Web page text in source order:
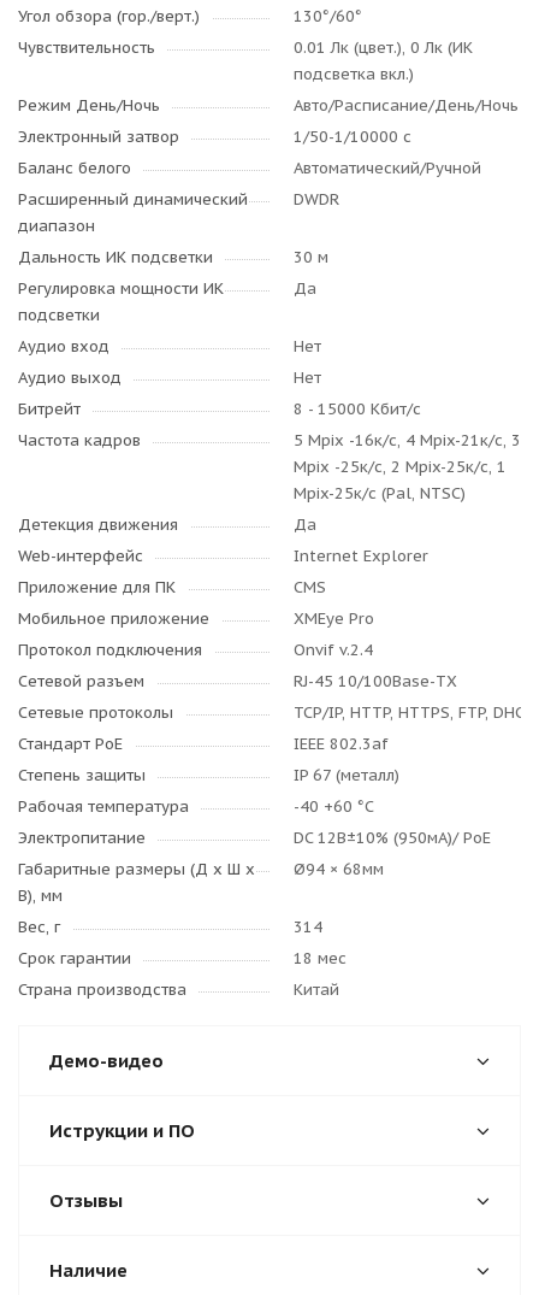
Угол обзора (гор./верт.)
130°/60°
Чувствительность
0.01 Лк (цвет.), 0 Лк (ИК
подсветка вкл.)
Режим День/Ночь
Авто/Расписание/День/Ночь
Электронный затвор
1/50-1/10000 с
Баланс белого
Автоматический/Ручной
Расширенный динамический
диапазон
DWDR
Дальность ИК подсветки
30 м
Регулировка мощности ИК
подсветки
Да
Аудио вход
Нет
Аудио выход
Нет
Битрейт
8 - 15000 Кбит/с
Частота кадров
5 Mpix -16к/с, 4 Mpix-21к/с, 3
Mpix -25к/с, 2 Mpix-25к/с, 1
Mpix-25к/с (Pal, NTSC)
Детекция движения
Да
Web-интерфейс
Internet Explorer
Приложение для ПК
CMS
Мобильное приложение
XMEye Pro
Протокол подключения
Onvif v.2.4
Сетевой разъем
RJ-45 10/100Base-TX
Сетевые протоколы
TCP/IP, HTTP, HTTPS, FTP,
Стандарт PoE
IEEE 802.3af
Степень защиты
IP 67 (металл)
Рабочая температура
-40 +60 °C
Электропитание
DC 12B±10% (950мА)/ PoE
Габаритные размеры (Д x Ш x
В), мм
Ø94 × 68мм
Вес, г
314
Срок гарантии
18 мес
Страна производства
Китай
Демо-видео
Иструкции и ПО
Отзывы
Наличие